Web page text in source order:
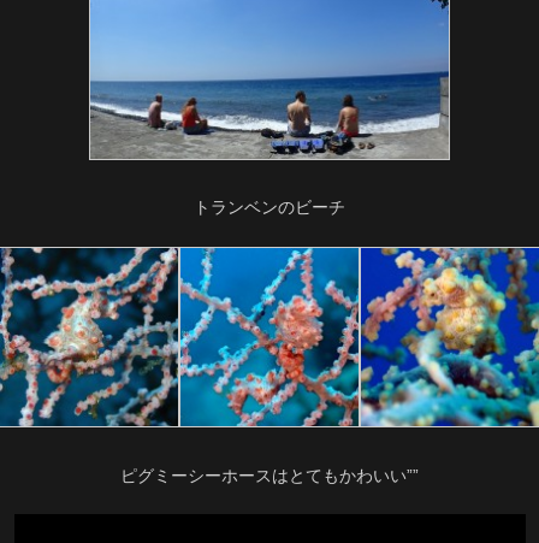
トランベンのビーチ
ピグミーシーホースはとてもかわいい””